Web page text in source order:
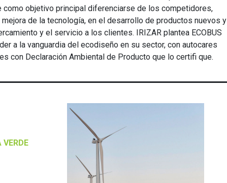
como objetivo principal diferenciarse de los competidores,
de la tecnología, en el desarrollo de productos nuevos y
y el servicio a los clientes. IRIZAR plantea ECOBUS
a la vanguardia del ecodiseño en su sector, con autocares
con Declaración Ambiental de Producto que lo certifi que.